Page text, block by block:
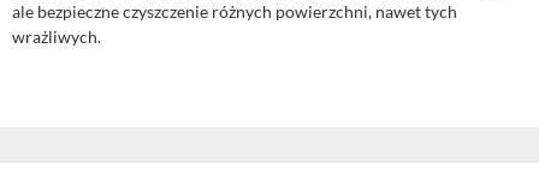
ale bezpieczne czyszczenie różnych powierzchni, nawet tych
wrażliwych.